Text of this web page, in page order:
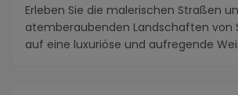
Erleben Sie die malerischen Straßen
atemberaubenden Landschaften von
auf eine luxuriöse und aufregende